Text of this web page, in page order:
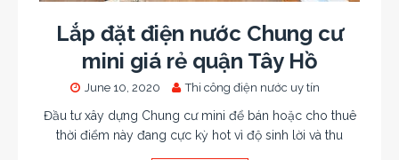
Lắp đặt điện nước Chung cư
mini giá rẻ quận Tây Hồ
June 10, 2020 Thi công điện nước uy tín
Đầu tư xây dựng Chung cư mini để bán hoặc cho thuê
thời điểm này đang cực kỳ hot vì độ sinh lời và thu